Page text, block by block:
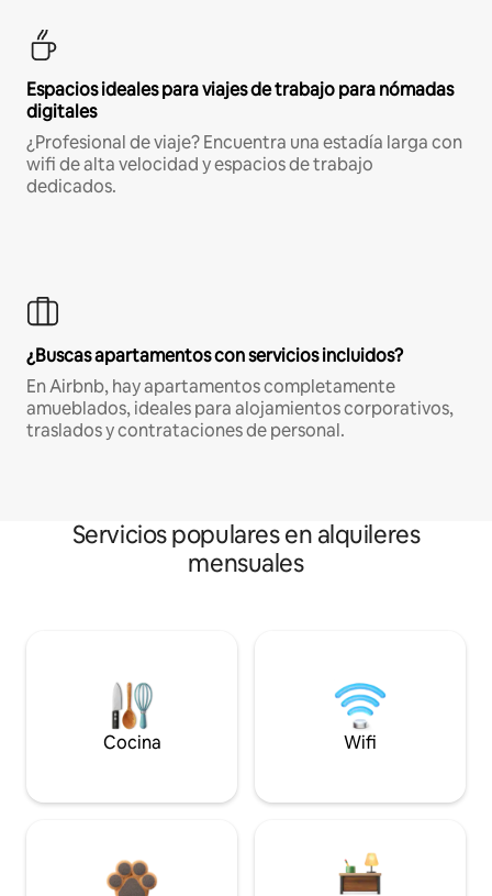
Espacios ideales para viajes de trabajo para nómadas
digitales
¿Profesional de viaje? Encuentra una estadía larga con
wifi de alta velocidad y espacios de trabajo
dedicados.
¿Buscas apartamentos con servicios incluidos?
En Airbnb, hay apartamentos completamente
amueblados, ideales para alojamientos corporativos,
traslados y contrataciones de personal.
Servicios populares en alquileres
mensuales
Cocina Wifi